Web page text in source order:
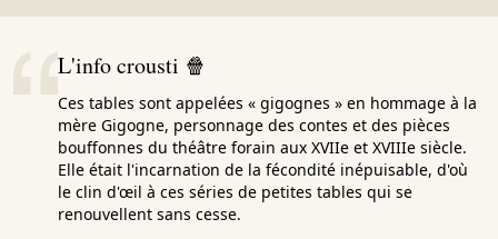
L'info crousti 🍿
Ces tables sont appelées « gigognes » en hommage à la
mère Gigogne, personnage des contes et des pièces
bouffonnes du théâtre forain aux XVIIe et XVIIIe siècle.
Elle était l'incarnation de la fécondité inépuisable, d'où
le clin d'œil à ces séries de petites tables qui se
renouvellent sans cesse.